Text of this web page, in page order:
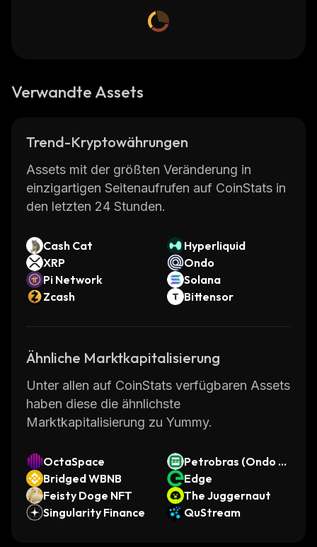
Verwandte Assets
Trend-Kryptowährungen
Assets mit der größten Veränderung in
einzigartigen Seitenaufrufen auf CoinStats in
den letzten 24 Stunden.
Cash Cat
Hyperliquid
XRP
Ondo
Pi Network
Solana
Zcash
Bittensor
Ähnliche Marktkapitalisierung
Unter allen auf CoinStats verfügbaren Assets
haben diese die ähnlichste
Marktkapitalisierung zu Yummy.
OctaSpace
Petrobras (Ondo T
okenized Stock)
Bridged WBNB
Edge
Feisty Doge NFT
The Juggernaut
Singularity Finance
QuStream